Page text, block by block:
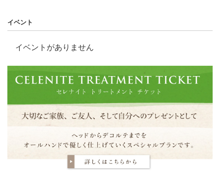
イベント
イベントがありません